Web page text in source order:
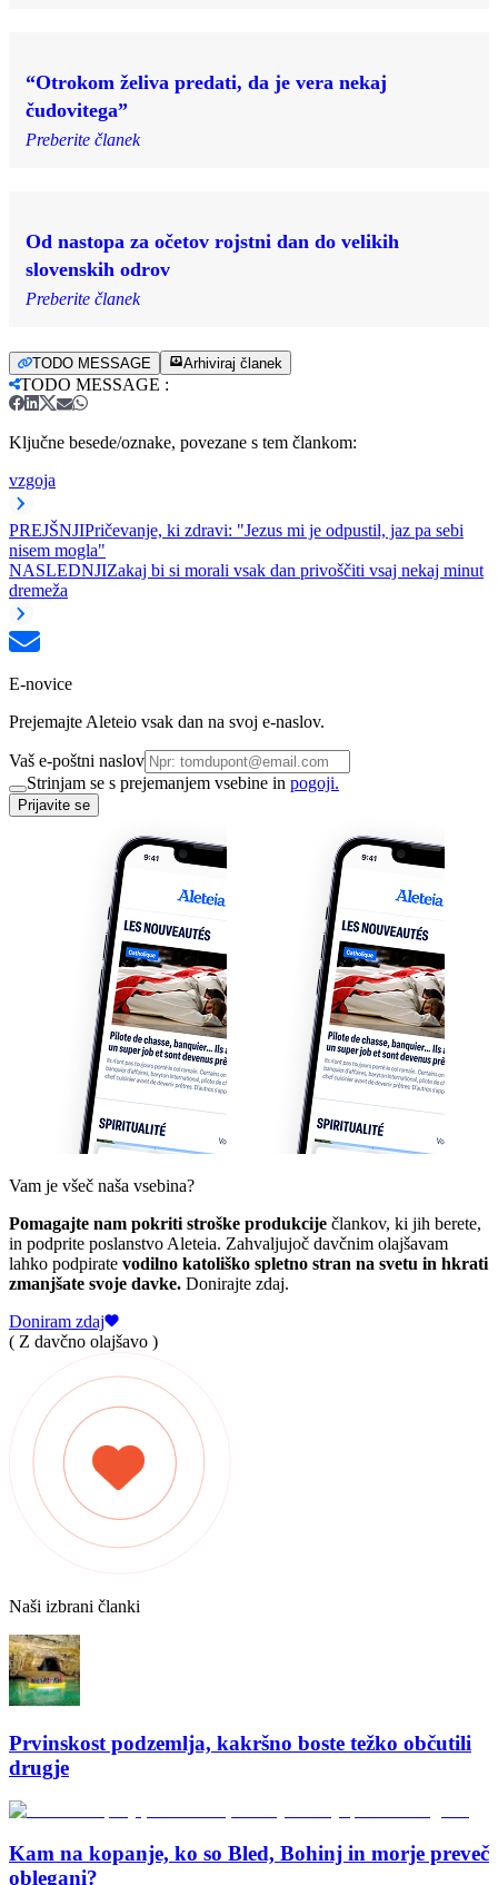
“Otrokom želiva predati, da je vera nekaj
čudovitega”
Preberite članek
Od nastopa za očetov rojstni dan do velikih
slovenskih odrov
Preberite članek
TODO MESSAGE Arhiviraj članek
TODO MESSAGE :
Ključne besede/oznake, povezane s tem člankom:
vzgoja
PREJŠNJIPričevanje, ki zdravi: "Jezus mi je odpustil, jaz pa sebi
nisem mogla"
NASLEDNJIZakaj bi si morali vsak dan privoščiti vsaj nekaj minut
dremeža
E-novice
Prejemajte Aleteio vsak dan na svoj e-naslov.
Vaš e-poštni naslov
Strinjam se s prejemanjem vsebine in pogoji.
Prijavite se
Vam je všeč naša vsebina?
Pomagajte nam pokriti stroške produkcije člankov, ki jih berete,
in podprite poslanstvo Aleteia. Zahvaljujoč davčnim olajšavam
lahko podpirate vodilno katoliško spletno stran na svetu in hkrati
zmanjšate svoje davke. Donirajte zdaj.
Doniram zdaj
( Z davčno olajšavo )
Naši izbrani članki
Prvinskost podzemlja, kakršno boste težko občutili
drugje
Kam na kopanje, ko so Bled, Bohinj in morje preveč
oblegani?